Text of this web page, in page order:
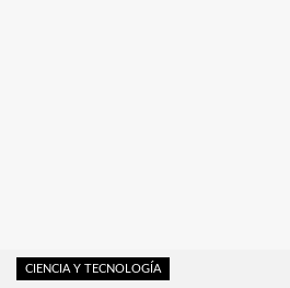
CIENCIA Y TECNOLOGÍA